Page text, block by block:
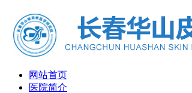
网站首页
医院简介